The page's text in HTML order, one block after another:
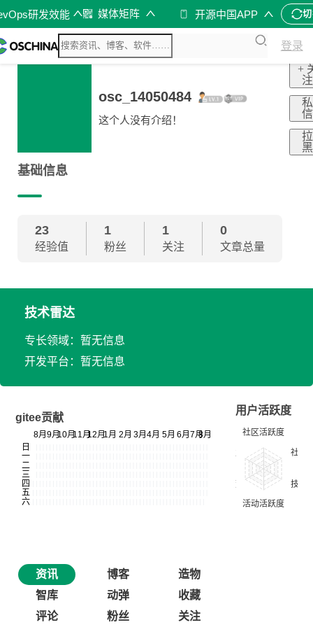
研发效能 媒体矩阵 开源中国APP
登录
osc_14050484
这个人没有介绍！
+
注
私
信
拉
黑
基础信息
23
经验值
1
粉丝
1
关注
0
文章总量
技术雷达
专长领域：暂无信息
开发平台：暂无信息
gitee贡献
用户活跃度
资讯 博客
造物
智库
动弹
收藏
评论
粉丝 关注